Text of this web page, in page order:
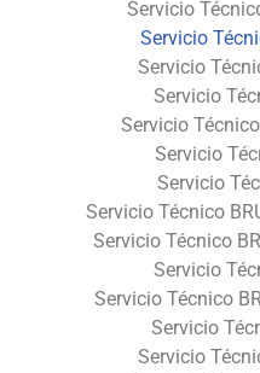
Servicio
Servicio
Servicio
Servicio
Servicio
Servicio
Servicio
Servicio Técnico
Servicio Técnico
Servicio
Servicio Técnico
Servicio
Servicio